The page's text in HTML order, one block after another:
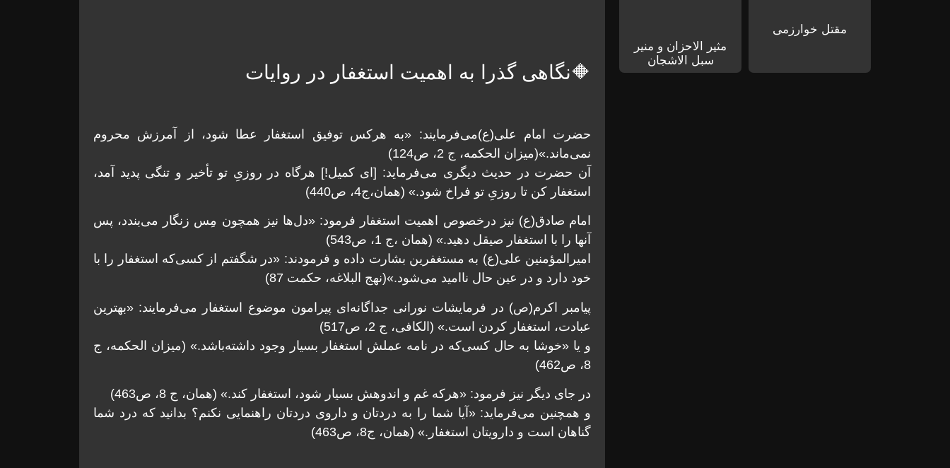
مقتل خوارزمی
مثیر الاحزان و منیر
سبل الاشجان
🔶نگاهی گذرا به اهميت استغفار در روايات
حضرت امام علی(ع)می‌فرمايند: «به هركس توفيق استغفار عطا شود، از آمرزش محروم
نمی‌ماند.»(ميزان الحکمه، ج 2، ص124)
آن حضرت در حديث ديگری می‌فرمايد: [ای كميل!] هرگاه در روزیِ تو تأخير و تنگی پديد آمد،
استغفار كن تا روزیِ تو فراخ شود.» (همان،ج4، ص440)
امام صادق(ع) نيز درخصوص اهميت استغفار فرمود: «دل‌ها نيز همچون مِس زنگار می‌بندد، پس
آنها را با استغفار صيقل دهيد.» (همان ،ج 1، ص543)
اميرالمؤمنين علی(ع) به مستغفرين بشارت داده و فرمودند: «در شگفتم از كسی‌كه استغفار را با
خود دارد و در عين حال نااميد می‌شود.»(نهج البلاغه، حکمت 87)
پيامبر اكرم(ص) در فرمايشات نورانی جداگانه‌ای پيرامون موضوع استغفار می‌فرمايند: «بهترين
عبادت، استغفار كردن است.» (الکافی، ج 2، ص517)
و يا «خوشا به حال كسی‌كه در نامه عملش استغفار بسيار وجود داشته‌باشد.» (ميزان الحکمه، ج
8، ص462)
در جای ديگر نيز فرمود: «هركه غم و اندوهش بسيار شود، استغفار كند.» (همان، ج 8، ص463)
و همچنين می‌فرمايد: «آيا شما را به دردتان و داروی دردتان راهنمایی نكنم؟ بدانيد كه درد شما
گناهان است و دارويتان استغفار.» (همان، ج8، ص463)